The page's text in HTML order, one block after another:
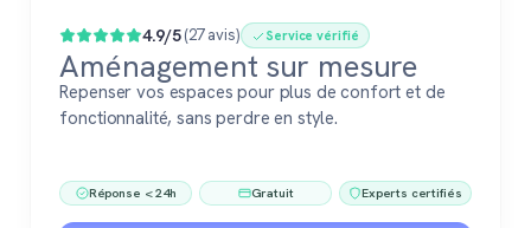
4.9/5(27 avis) Service vérifié
Aménagement sur mesure
Repenser vos espaces pour plus de confort et de
fonctionnalité, sans perdre en style.
Réponse < 24h Gratuit Experts certifiés